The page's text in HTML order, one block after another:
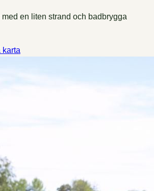
en liten strand och badbrygga
karta